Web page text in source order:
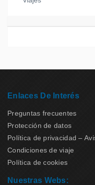
Enlaces De Interés
Preguntas frecuentes
Protección de datos
Política de privacidad –
Condiciones de viaje
Política de cookies
Nuestras Webs: